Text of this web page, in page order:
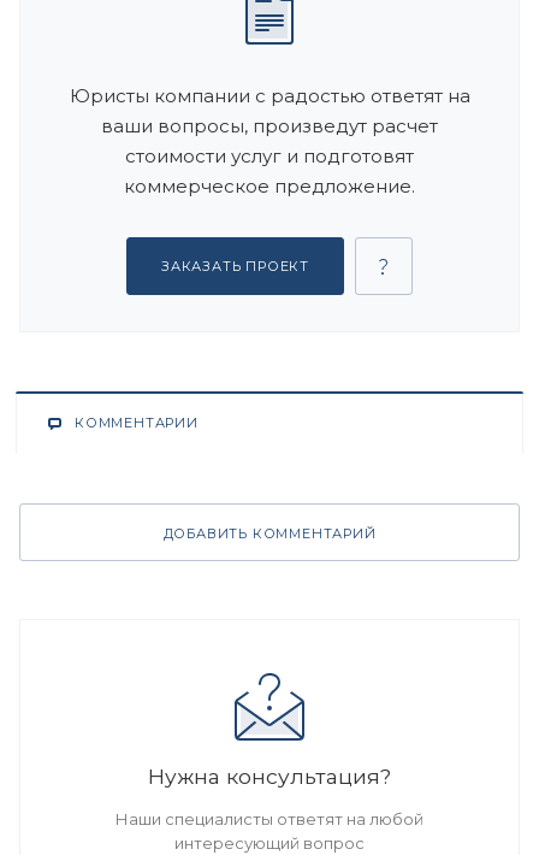
Юристы компании с радостью ответят на
ваши вопросы, произведут расчет
стоимости услуг и подготовят
коммерческое предложение.
ЗАКАЗАТЬ ПРОЕКТ
КОММЕНТАРИИ
ДОБАВИТЬ КОММЕНТАРИЙ
Нужна консультация?
Наши специалисты ответят на любой
интересующий вопрос